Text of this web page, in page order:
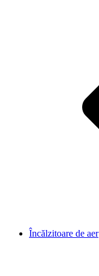
Încălzitoare de aer